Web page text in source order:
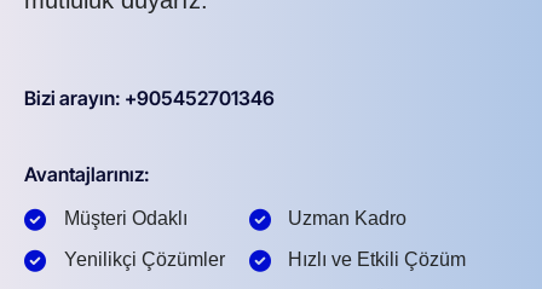
Bizi arayın: +905452701346
Avantajlarınız:
Müşteri Odaklı
Yenilikçi Çözümler
Uzman Kadro
Hızlı ve Etkili Çözüm